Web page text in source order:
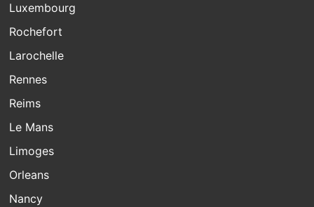
Luxembourg
Rochefort
Larochelle
Rennes
Reims
Le Mans
Limoges
Orleans
Nancy